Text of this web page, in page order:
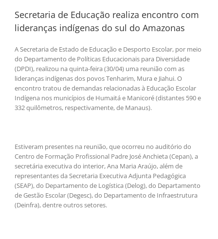
Secretaria de Educação realiza encontro com
lideranças indígenas do sul do Amazonas
A Secretaria de Estado de Educação e Desporto Escolar, por meio
do Departamento de Políticas Educacionais para Diversidade
(DPDI), realizou na quinta-feira (30/04) uma reunião com as
lideranças indígenas dos povos Tenharim, Mura e Jiahui. O
encontro tratou de demandas relacionadas à Educação Escolar
Indígena nos municípios de Humaitá e Manicoré (distantes 590 e
332 quilômetros, respectivamente, de Manaus).
Estiveram presentes na reunião, que ocorreu no auditório do
Centro de Formação Profissional Padre José Anchieta (Cepan), a
secretária executiva do interior, Ana Maria Araújo, além de
representantes da Secretaria Executiva Adjunta Pedagógica
(SEAP), do Departamento de Logística (Delog), do Departamento
de Gestão Escolar (Degesc), do Departamento de Infraestrutura
(Deinfra), dentre outros setores.